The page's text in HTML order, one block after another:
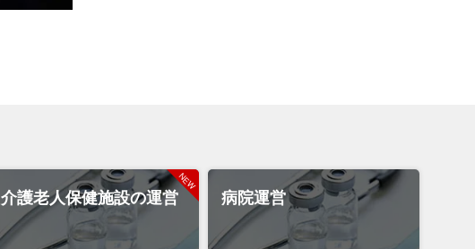
介護老人保健施設の運営 病院運営